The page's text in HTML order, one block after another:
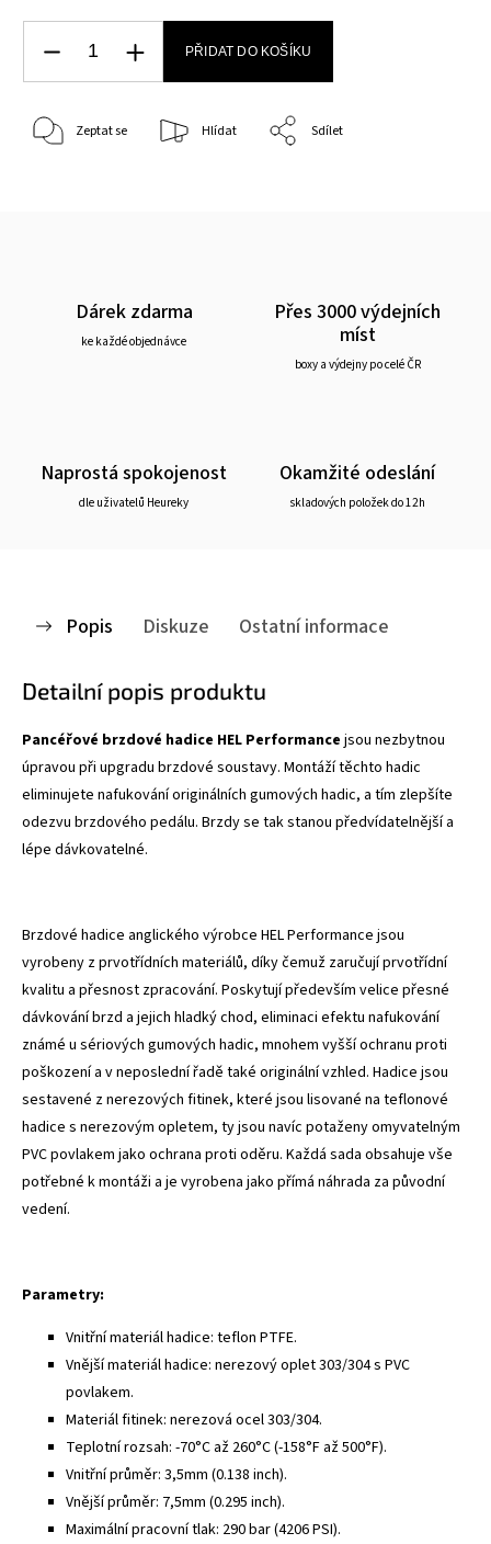
PŘIDAT DO KOŠÍKU
Zeptat se Hlídat Sdílet
Dárek zdarma
ke každé objednávce
Přes 3000 výdejních
míst
boxy a výdejny po celé ČR
Naprostá spokojenost
dle uživatelů Heureky
Okamžité odeslání
skladových položek do 12h
Popis Diskuze Ostatní informace
Detailní popis produktu
Pancéřové brzdové hadice HEL Performance jsou nezbytnou
úpravou při upgradu brzdové soustavy. Montáží těchto hadic
eliminujete nafukování originálních gumových hadic, a tím zlepšíte
odezvu brzdového pedálu. Brzdy se tak stanou předvídatelnější a
lépe dávkovatelné.
Brzdové hadice anglického výrobce HEL Performance jsou
vyrobeny z prvotřídních materiálů, díky čemuž zaručují prvotřídní
kvalitu a přesnost zpracování. Poskytují především velice přesné
dávkování brzd a jejich hladký chod, eliminaci efektu nafukování
známé u sériových gumových hadic, mnohem vyšší ochranu proti
poškození a v neposlední řadě také originální vzhled. Hadice jsou
sestavené z nerezových fitinek, které jsou lisované na teflonové
hadice s nerezovým opletem, ty jsou navíc potaženy omyvatelným
PVC povlakem jako ochrana proti oděru. Každá sada obsahuje vše
potřebné k montáži a je vyrobena jako přímá náhrada za původní
vedení.
Parametry:
Vnitřní materiál hadice: teflon PTFE.
Vnější materiál hadice: nerezový oplet 303/304 s PVC
povlakem.
Materiál fitinek: nerezová ocel 303/304.
Teplotní rozsah: -70°C až 260°C (-158°F až 500°F).
Vnitřní průměr: 3,5mm (0.138 inch).
Vnější průměr: 7,5mm (0.295 inch).
Maximální pracovní tlak: 290 bar (4206 PSI).